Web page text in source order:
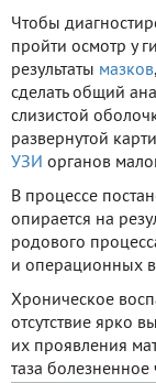
Чтобы
пройти осмотр у
результаты мазков
сделать общий
слизистой
развернутой
УЗИ органов
В процессе
опирается на
родового
и операционных
Хроническое
отсутствие ярко
их проявления
таза болезненное